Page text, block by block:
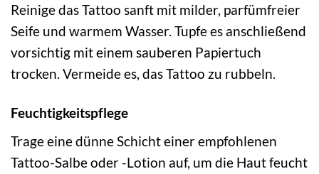
Reinige das Tattoo sanft mit milder, parfümfreier
Seife und warmem Wasser. Tupfe es anschließend
vorsichtig mit einem sauberen Papiertuch
trocken. Vermeide es, das Tattoo zu rubbeln.
Feuchtigkeitspflege
Trage eine dünne Schicht einer empfohlenen
Tattoo-Salbe oder -Lotion auf, um die Haut feucht